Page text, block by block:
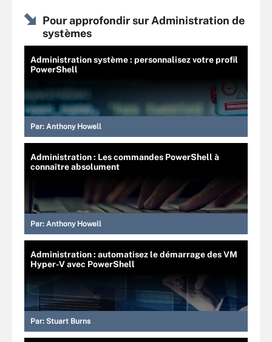
Pour approfondir sur Administration de
systèmes
Administration système : personnalisez votre profil
PowerShell
Par: Anthony Howell
Administration : Les commandes PowerShell à
connaître absolument
Par: Anthony Howell
Administration : automatisez le démarrage des VM
Hyper-V avec PowerShell
Par: Stuart Burns